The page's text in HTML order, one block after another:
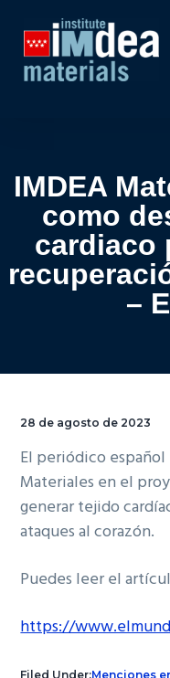
IMDEA
como
cardiaco
–
28 de agosto de 2023
El periódico
Materiales en el
generar tejido
ataques al corazón.
Puedes leer el
https://
Filed Under:Menciones